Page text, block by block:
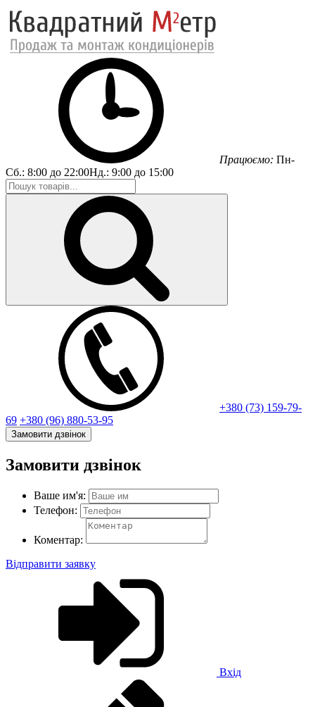
Працюємо: Пн-
Сб.: 8:00 до 22:00Нд.: 9:00 до 15:00
+380 (73) 159-79-
69 +380 (96) 880-53-95
Замовити дзвінок
Замовити дзвінок
Ваше им'я:
Телефон:
Коментар:
Відправити заявку
Вхід